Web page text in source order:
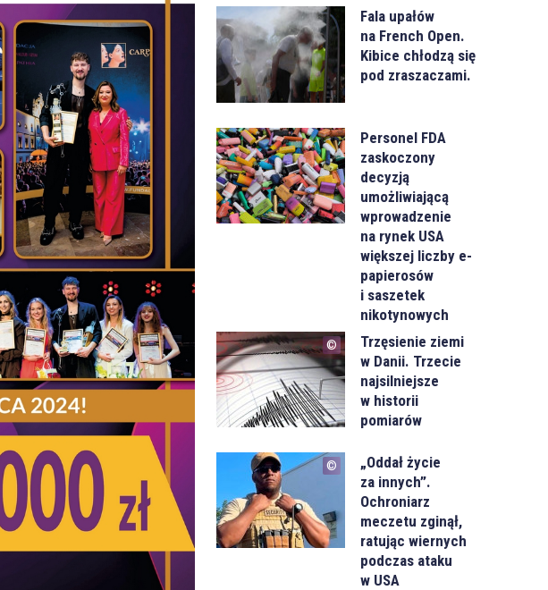
Fala upałów
na French Open.
Kibice chłodzą się
pod zraszaczami.
Personel FDA
zaskoczony
decyzją
umożliwiającą
wprowadzenie
na rynek USA
większej liczby e-
papierosów
i saszetek
nikotynowych
Trzęsienie ziemi
w Danii. Trzecie
najsilniejsze
w historii
pomiarów
„Oddał życie
za innych”.
Ochroniarz
meczetu zginął,
ratując wiernych
podczas ataku
w USA